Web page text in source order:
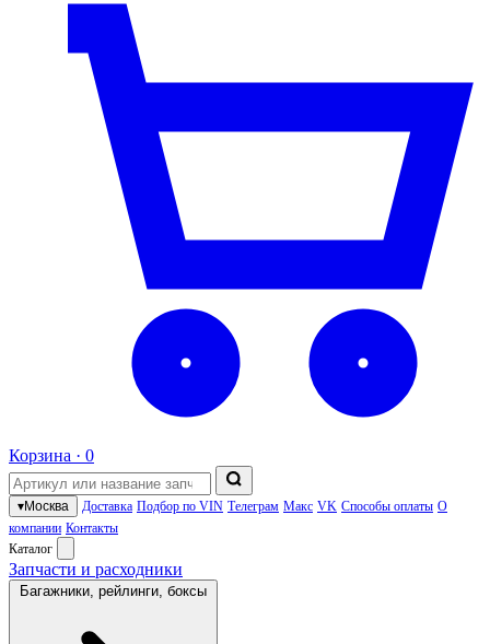
Корзина · 0
▾Москва Доставка Подбор по VIN Телеграм Макс VK Способы оплаты О
компании Контакты
Каталог
Запчасти и расходники
Багажники, рейлинги, боксы